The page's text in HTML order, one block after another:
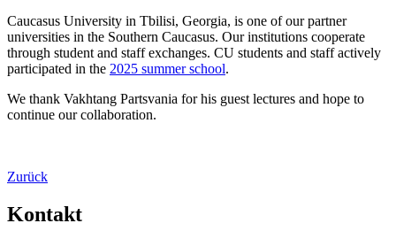
Caucasus University in Tbilisi, Georgia, is one of our partner
universities in the Southern Caucasus. Our institutions cooperate
through student and staff exchanges. CU students and staff actively
participated in the 2025 summer school.
We thank Vakhtang Partsvania for his guest lectures and hope to
continue our collaboration.
Zurück
Kontakt